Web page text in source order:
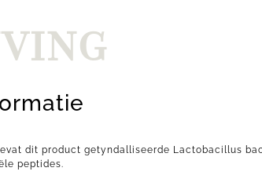
bevat dit product getyndalliseerde Lactobacillus
peptides.